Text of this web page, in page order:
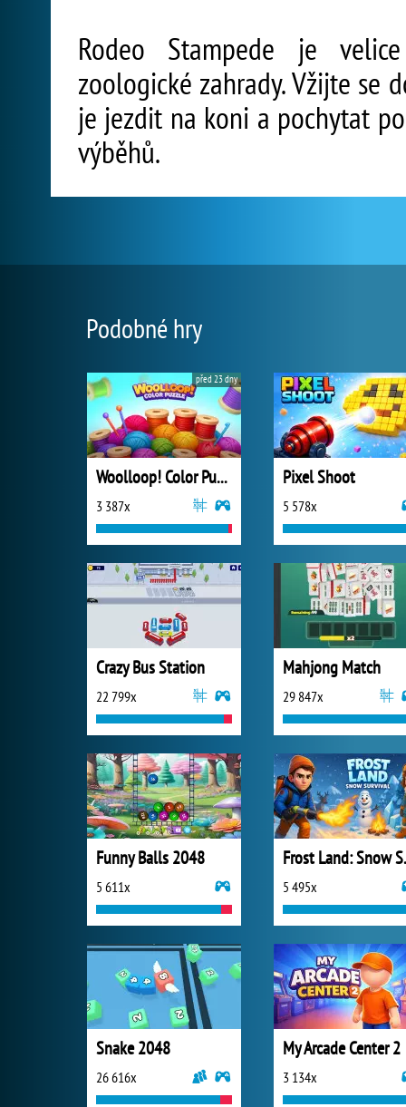
Rodeo Stampede je
zoologické zahrady. Vžijte se
je jezdit na koni a pochytat
výběhů.
Podobné hry
Woolloop! Color Puzzle
3 387x
před 23 dny
Pixel Shoot
5 578x
Crazy Bus Station
22 799x
Mahjong Match
29 847x
Funny Balls 2048
5 611x 5 495x
Snake 2048
26 616x
My Arcade Center 2
3 134x